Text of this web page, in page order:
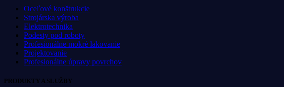
Oceľové konštrukcie
Strojárska výroba
Elektrotechnika
Podesty pod roboty
Profesionálne mokré lakovanie
Projektovanie
Profesionálne úpravy povrchov
PRODUKTY A SLUŽBY